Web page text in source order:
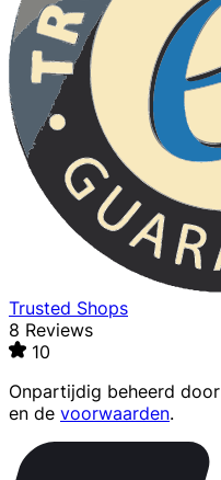
Trusted Shops
8 Reviews
10
Onpartijdig beheerd door
en de voorwaarden.